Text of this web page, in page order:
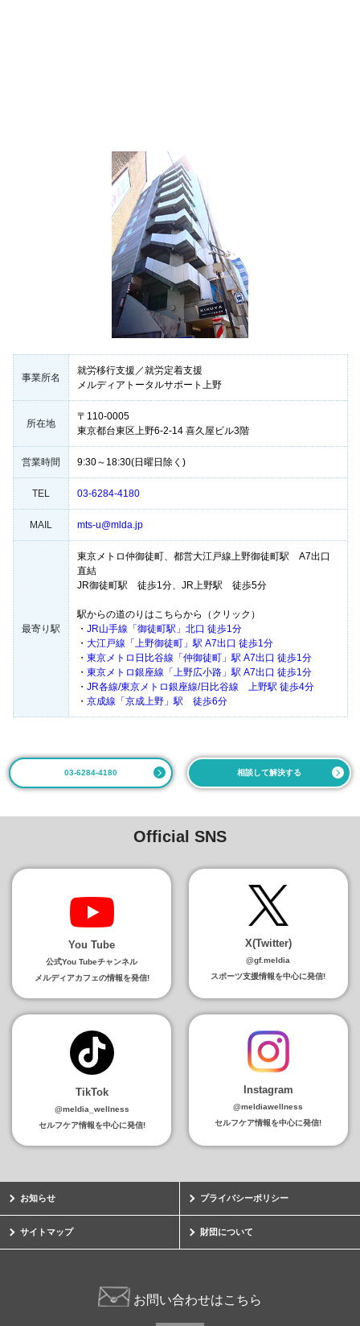
事業所名
就労移行支援／就労定着支援
メルディアトータルサポート上野
所在地
〒110-0005
東京都台東区上野6-2-14 喜久屋ビル3階
営業時間 9:30～18:30(日曜日除く)
TEL 03-6284-4180
MAIL mts-u@mlda.jp
最寄り駅
東京メトロ仲御徒町、都営大江戸線上野御徒町駅 A7出口
直結
JR御徒町駅 徒歩1分、JR上野駅 徒歩5分
駅からの道のりはこちらから（クリック）
・ JR山手線「御徒町駅」北口 徒歩1分
・ 大江戸線「上野御徒町」駅 A7出口 徒歩1分
・ 東京メトロ日比谷線「仲御徒町」駅 A7出口 徒歩1分
・ 東京メトロ銀座線「上野広小路」駅 A7出口 徒歩1分
・ JR各線/東京メトロ銀座線/日比谷線 上野駅 徒歩4分
・ 京成線「京成上野」駅 徒歩6分
03-6284-4180 相談して解決する
Official SNS
You Tube
公式You Tubeチャンネル
メルディアカフェの情報を発信!
X(Twitter)
@gf.meldia
スポーツ支援情報を中心に発信!
TikTok
@meldia_wellness
セルフケア情報を中心に発信!
Instagram
@meldiawellness
セルフケア情報を中心に発信!
お知らせ プライバシーポリシー
サイトマップ 財団について
お問い合わせはこちら